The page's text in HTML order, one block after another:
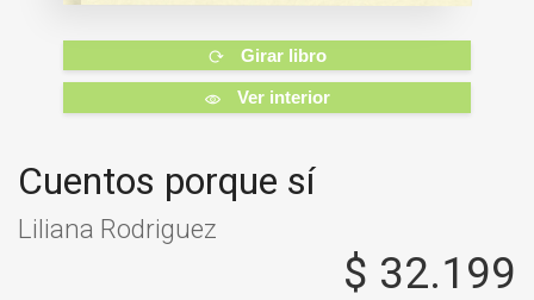
Girar libro
Ver interior
Cuentos porque sí
Liliana Rodriguez
$ 32.199